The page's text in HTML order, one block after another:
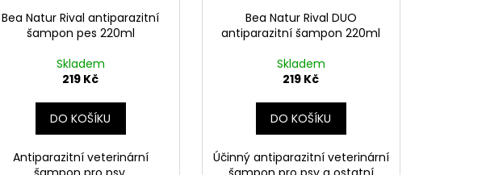
Bea Natur Rival antiparazitní
šampon pes 220ml
Skladem
219 Kč
DO KOŠÍKU
Antiparazitní veterinární
Bea Natur Rival DUO
antiparazitní šampon 220ml
Skladem
219 Kč
DO KOŠÍKU
Účinný antiparazitní veterinární